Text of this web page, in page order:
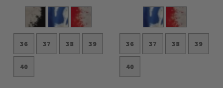
36 37 38 39
40
36 37 38 39
40